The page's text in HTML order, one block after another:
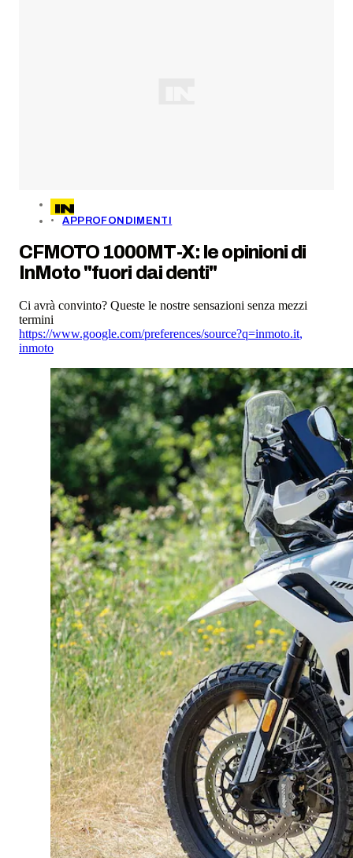
APPROFONDIMENTI
CFMOTO 1000MT-X: le opinioni di
InMoto "fuori dai denti"
Ci avrà convinto? Queste le nostre sensazioni senza mezzi
termini
https://www.google.com/preferences/source?q=inmoto.it,
inmoto